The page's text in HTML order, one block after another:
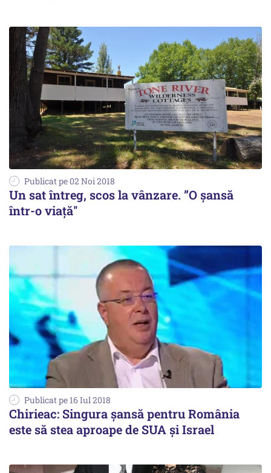
Publicat pe 02 Noi 2018
Un sat întreg, scos la vânzare. ”O şansă
într-o viaţă''
Publicat pe 16 Iul 2018
Chirieac: Singura șansă pentru România
este să stea aproape de SUA și Israel